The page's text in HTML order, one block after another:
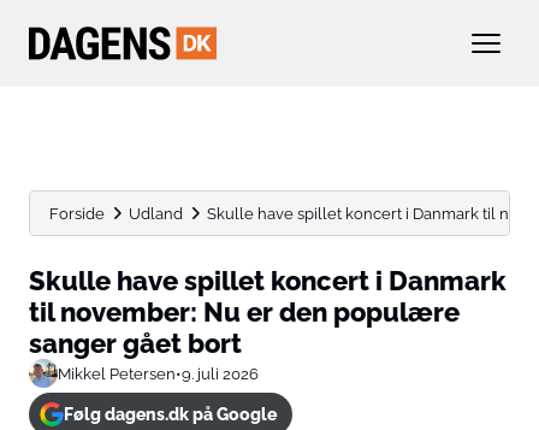
Forside Udland Skulle have spillet koncert i Danmark til
Skulle have spillet koncert i Danmark
til november: Nu er den populære
sanger gået bort
Mikkel Petersen•9. juli 2026
Følg dagens.dk på Google